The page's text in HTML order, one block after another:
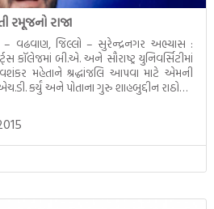
રમૂજનો રાજા
– વઢવાણ, જિલ્લો – સુરેન્દ્રનગર અભ્યાસ :
કૉલેજમાં બી.એ. અને સૌરાષ્ટ્ર યુનિવર્સિટીમાં
મહેતાને શ્રદ્ધાંજલિ આપવા માટે એમની
કર્યું અને પોતાના ગુરુ શાહબુદ્દીન રાઠોડને
અને હાસ્ય ઉપર બીજીવાર પી.એચ.ડી. કર્યું.
કાર્યક્રમો […]